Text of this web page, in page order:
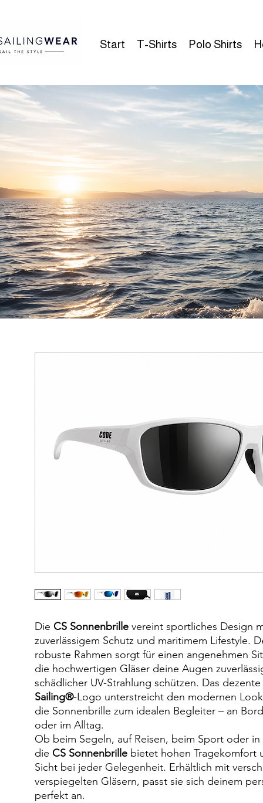
Start T-Shirts Polo Shirts
Die CS Sonnenbrillevereint sportliches Design
zuverlässigem Schutz und maritimem Lifestyle.
robuste Rahmen sorgt für einen angenehmen
die hochwertigen Gläser deine Augen
schädlicher UV-Strahlung schützen. Das dezente
Sailing®-Logo unterstreicht den modernen
die Sonnenbrille zum idealen Begleiter – an
oder im Alltag.
Ob beim Segeln, auf Reisen, beim Sport oder in
die CS Sonnenbrillebietet hohen Tragekomfort
Sicht bei jeder Gelegenheit. Erhältlich mit
verspiegelten Gläsern, passt sie sich deinem
perfekt an.